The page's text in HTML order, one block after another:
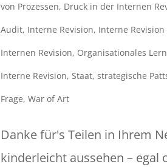
von Prozessen, Druck in der Internen
Audit, Interne Revision, Interne Revision
Internen Revision, Organisationales
Interne Revision,Staat,strategische
Frage,War of Art
Danke für's Teilen in Ihrem
kinderleicht aussehen –